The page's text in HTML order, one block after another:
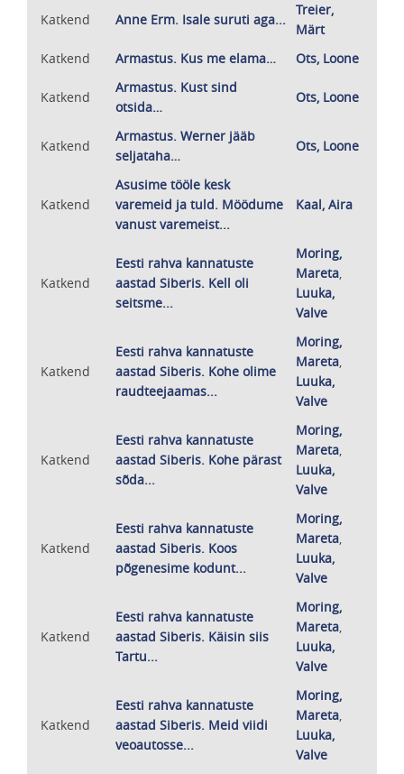
Katkend Anne Erm. Isale suruti aga...
Treier,
Märt
Katkend
Armastus. Kus me elama… Ots, Loone
Katkend
Armastus. Kust sind
otsida…
Ots, Loone
Katkend
Armastus. Werner jääb
seljataha…
Ots, Loone
Katkend
Asusime tööle kesk
varemeid ja tuld. Möödume
vanust varemeist...
Kaal, Aira
Katkend
Eesti rahva kannatuste
aastad Siberis. Kell oli
seitsme...
Moring,
Mareta,
Luuka,
Valve
Katkend
Eesti rahva kannatuste
aastad Siberis. Kohe olime
raudteejaamas...
Moring,
Mareta,
Luuka,
Valve
Katkend
Eesti rahva kannatuste
aastad Siberis. Kohe pärast
sõda...
Moring,
Mareta,
Luuka,
Valve
Katkend
Eesti rahva kannatuste
aastad Siberis. Koos
põgenesime kodunt...
Moring,
Mareta,
Luuka,
Valve
Katkend
Eesti rahva kannatuste
aastad Siberis. Käisin siis
Tartu...
Moring,
Mareta,
Luuka,
Valve
Katkend
Eesti rahva kannatuste
aastad Siberis. Meid viidi
veoautosse...
Moring,
Mareta,
Luuka,
Valve